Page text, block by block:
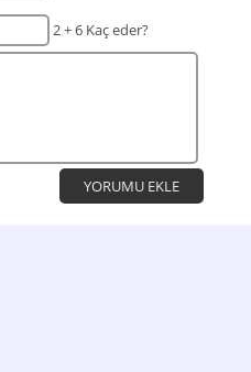
2 + 6 Kaç eder?